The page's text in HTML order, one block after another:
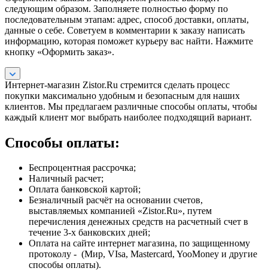
следующим образом. Заполняете полностью форму по
последовательным этапам: адрес, способ доставки, оплаты,
данные о себе. Советуем в комментарии к заказу написать
информацию, которая поможет курьеру вас найти. Нажмите
кнопку «Оформить заказ».
Интернет-магазин Zistor.Ru стремится сделать процесс
покупки максимально удобным и безопасным для наших
клиентов. Мы предлагаем различные способы оплаты, чтобы
каждый клиент мог выбрать наиболее подходящий вариант.
Способы оплаты:
Беспроцентная рассрочка;
Наличный расчет;
Оплата банковской картой;
Безналичный расчёт на основании счетов,
выставляемых компанией «Zistor.Ru», путем
перечисления денежных средств на расчетный счет в
течение 3-х банковских дней;
Оплата на сайте интернет магазина, по защищенному
протоколу - (Мир, VIsa, Mastercard, YooMoney и другие
способы оплаты).